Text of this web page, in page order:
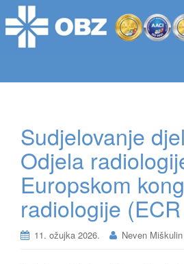
Sudjelovanje
Odjela
Europskom
radiologije
11. ožujka 2026. Neven Miškulin